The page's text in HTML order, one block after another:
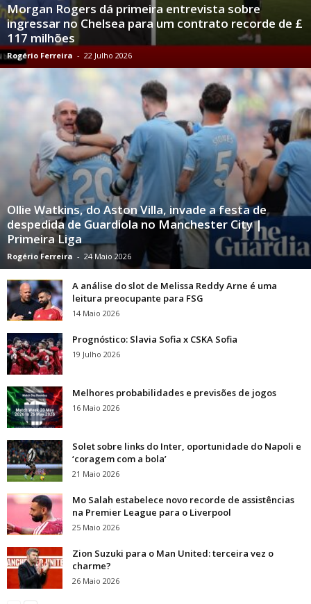
Morgan Rogers dá primeira entrevista sobre
ingressar no Chelsea para um contrato recorde de £
117 milhões
Rogério Ferreira - 22 Julho 2026
Ollie Watkins, do Aston Villa, invade a festa de
despedida de Guardiola no Manchester City |
Primeira Liga
Rogério Ferreira - 24 Maio 2026
A análise do slot de Melissa Reddy Arne é uma
leitura preocupante para FSG
14 Maio 2026
Prognóstico: Slavia Sofia x CSKA Sofia
19 Julho 2026
Melhores probabilidades e previsões de jogos
16 Maio 2026
Solet sobre links do Inter, oportunidade do Napoli e
‘coragem com a bola’
21 Maio 2026
Mo Salah estabelece novo recorde de assistências
na Premier League para o Liverpool
25 Maio 2026
Zion Suzuki para o Man United: terceira vez o
charme?
26 Maio 2026